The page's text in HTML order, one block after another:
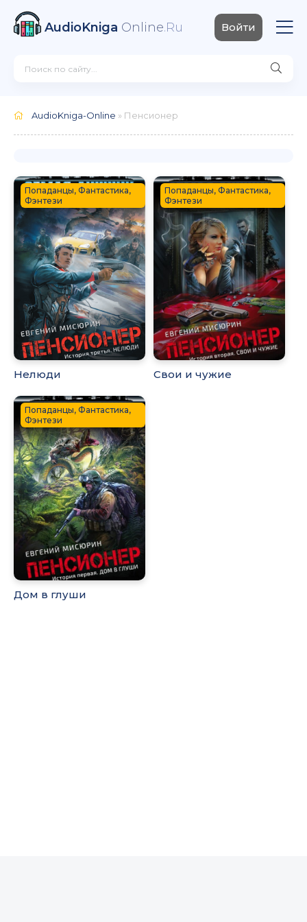
AudioKniga Online.Ru Войти
AudioKniga-Online » Пенсионер
Попаданцы, Фантастика,
Фэнтези
Нелюди
Попаданцы, Фантастика,
Фэнтези
Свои и чужие
Попаданцы, Фантастика,
Фэнтези
Дом в глуши